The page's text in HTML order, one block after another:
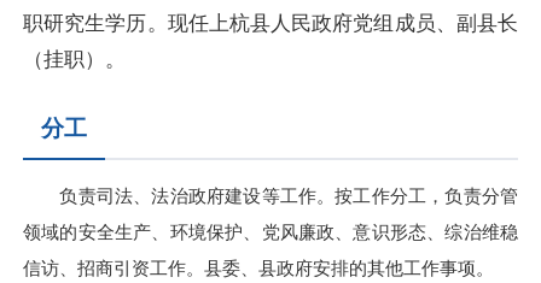
职研究生学历。现任上杭县人民政府党组成员、副县长
（挂职）。
分工
负责司法、法治政府建设等工作。按工作分工，负责分管
领域的安全生产、环境保护、党风廉政、意识形态、综治维稳
信访、招商引资工作。县委、县政府安排的其他工作事项。